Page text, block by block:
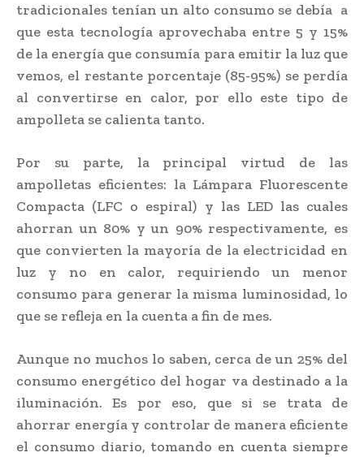
tradicionales tenían un alto consumo se debía a
que esta tecnología aprovechaba entre 5 y 15%
de la energía que consumía para emitir la luz que
vemos, el restante porcentaje (85-95%) se perdía
al convertirse en calor, por ello este tipo de
ampolleta se calienta tanto.
Por su parte, la principal virtud de las
ampolletas eficientes: la Lámpara Fluorescente
Compacta (LFC o espiral) y las LED las cuales
ahorran un 80% y un 90% respectivamente, es
que convierten la mayoría de la electricidad en
luz y no en calor, requiriendo un menor
consumo para generar la misma luminosidad, lo
que se refleja en la cuenta a fin de mes.
Aunque no muchos lo saben, cerca de un 25% del
consumo energético del hogar va destinado a la
iluminación. Es por eso, que si se trata de
ahorrar energía y controlar de manera eficiente
el consumo diario, tomando en cuenta siempre